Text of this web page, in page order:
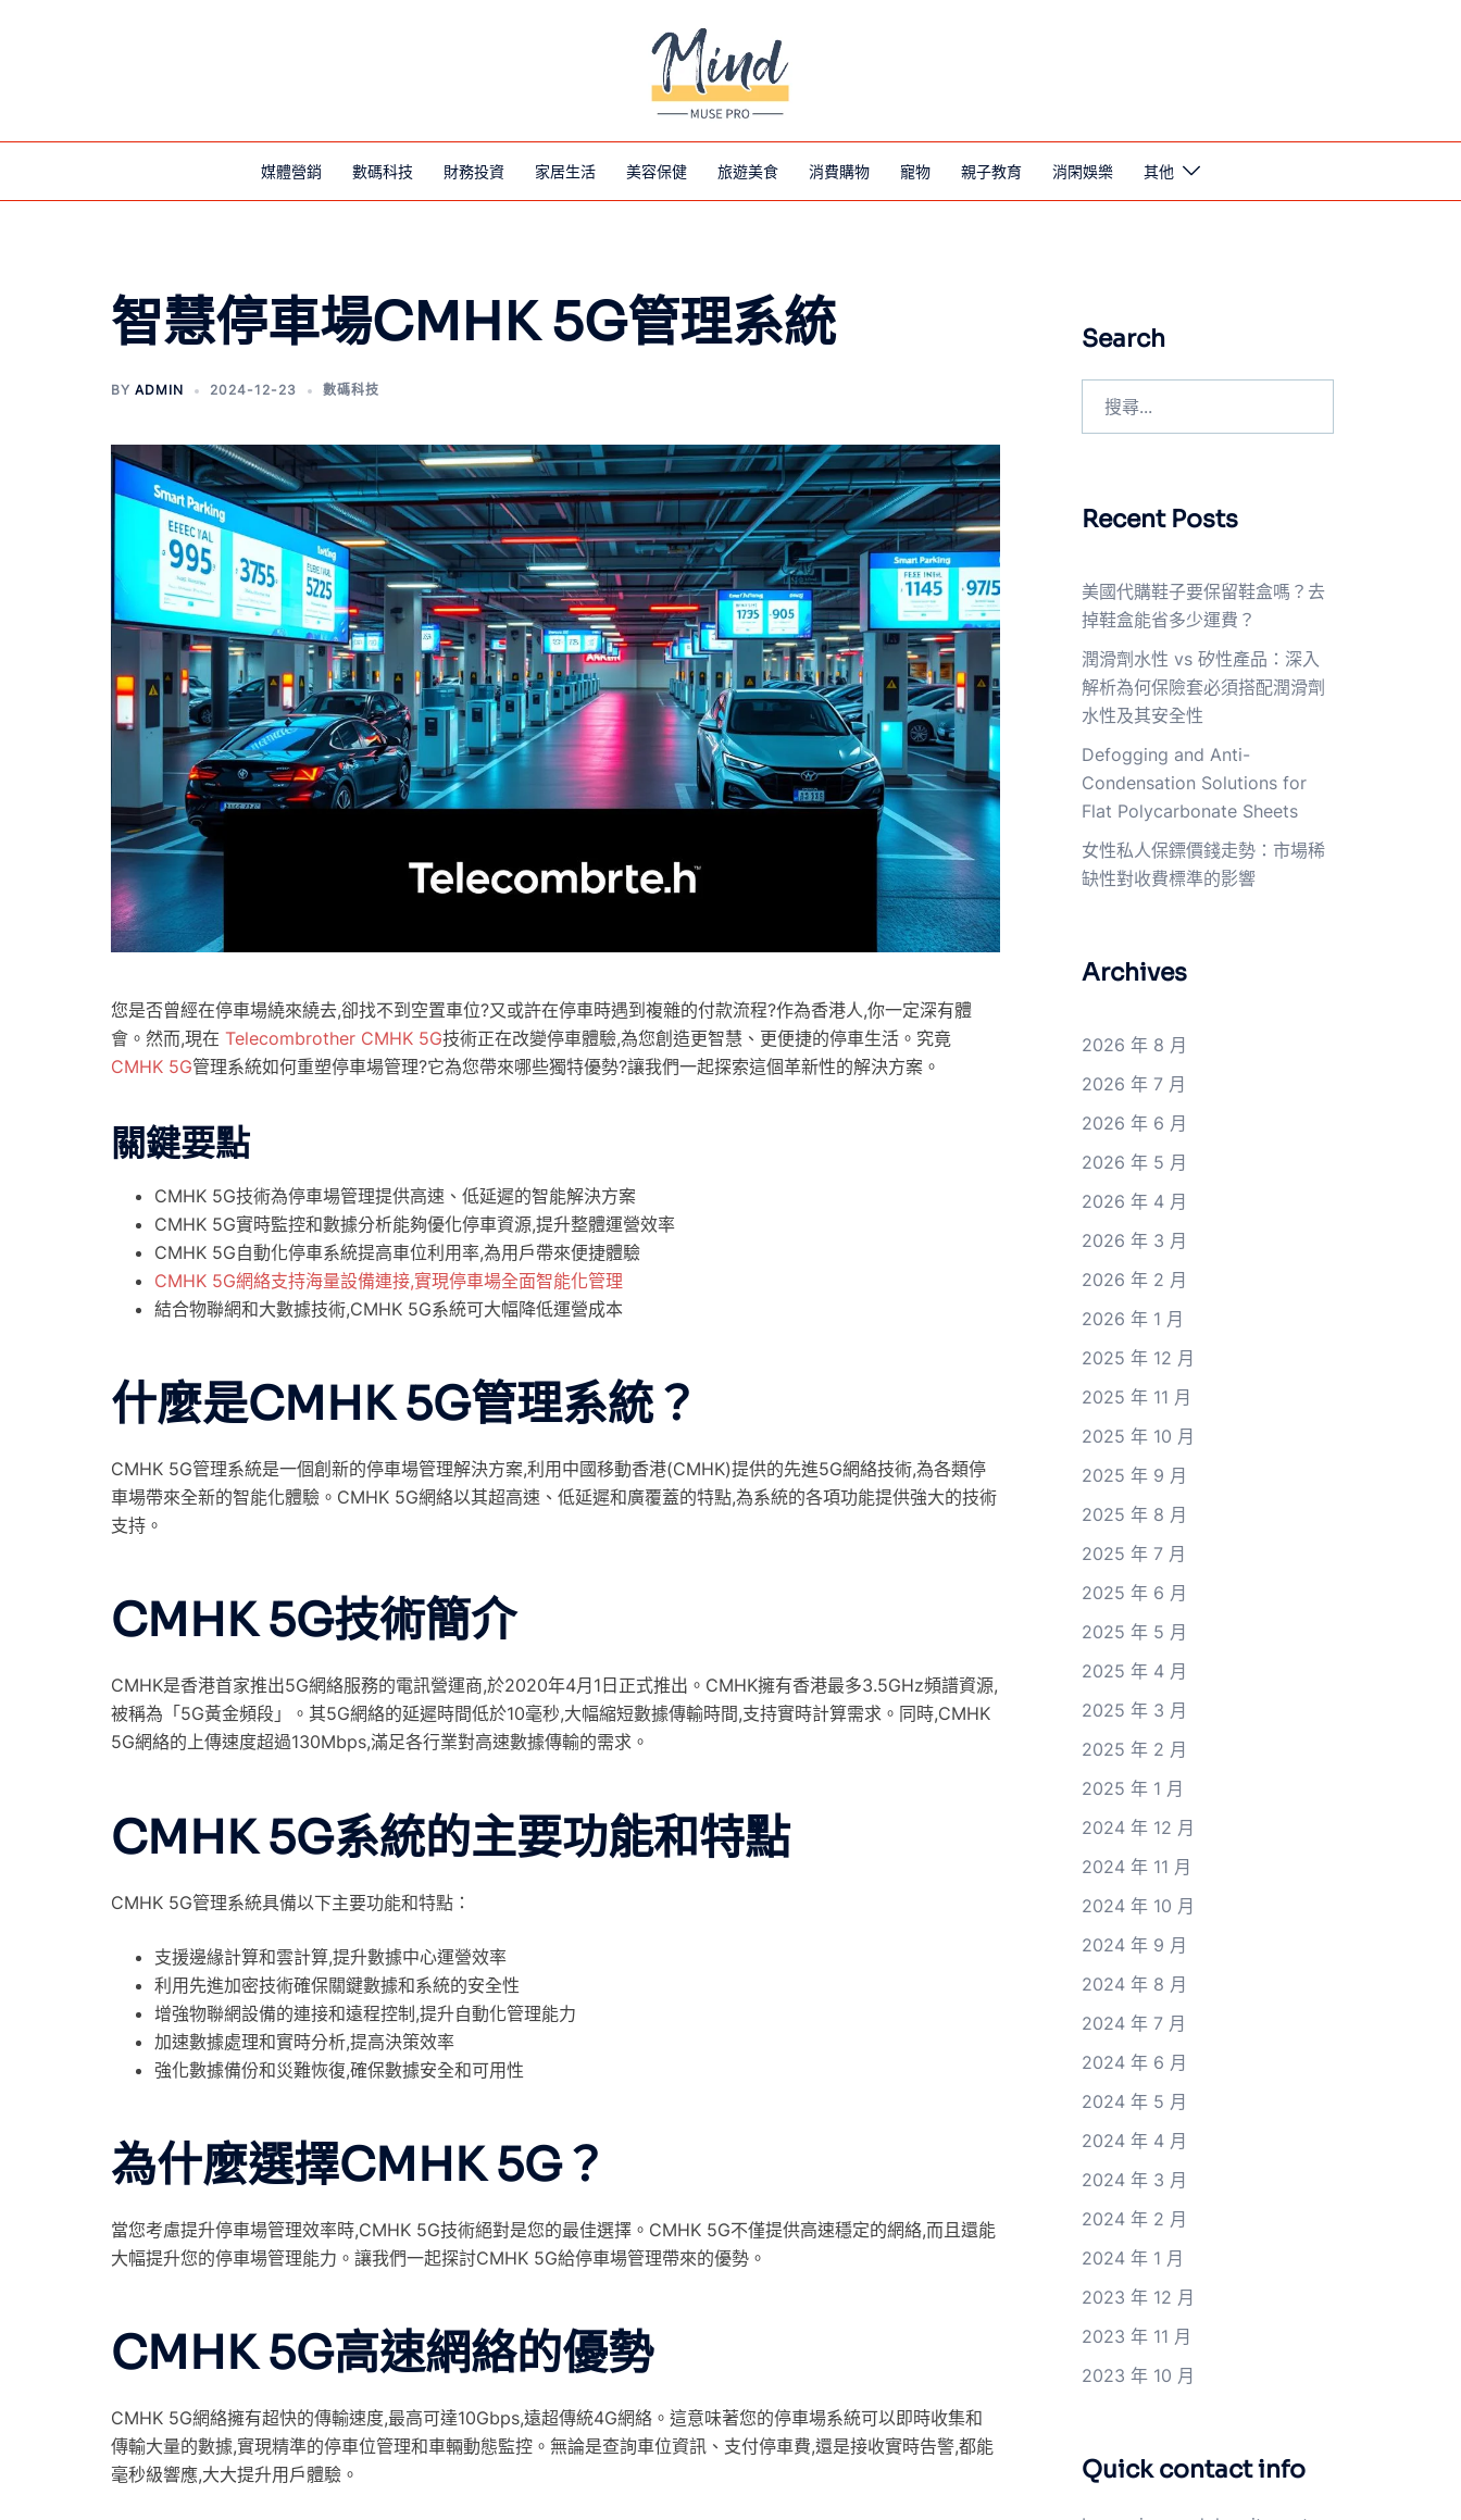
媒體營銷 數碼科技 財務投資 家居生活 美容保健 旅遊美食 消費購物 寵物 親子教育 消閑娛樂 其他
智慧停車場CMHK 5G管理系統
BY ADMIN 2024-12-23 數碼科技
您是否曾經在停車場繞來繞去,卻找不到空置車位?又或許在停車時遇到複雜的付款流程?作為香港人,你一定深有體
會。然而,現在 Telecombrother CMHK 5G技術正在改變停車體驗,為您創造更智慧、更便捷的停車生活。究竟
CMHK 5G管理系統如何重塑停車場管理?它為您帶來哪些獨特優勢?讓我們一起探索這個革新性的解決方案。
關鍵要點
CMHK 5G技術為停車場管理提供高速、低延遲的智能解決方案
CMHK 5G實時監控和數據分析能夠優化停車資源,提升整體運營效率
CMHK 5G自動化停車系統提高車位利用率,為用戶帶來便捷體驗
CMHK 5G網絡支持海量設備連接,實現停車場全面智能化管理
結合物聯網和大數據技術,CMHK 5G系統可大幅降低運營成本
什麼是CMHK 5G管理系統？
CMHK 5G管理系統是一個創新的停車場管理解決方案,利用中國移動香港(CMHK)提供的先進5G網絡技術,為各類停
車場帶來全新的智能化體驗。CMHK 5G網絡以其超高速、低延遲和廣覆蓋的特點,為系統的各項功能提供強大的技術
支持。
CMHK 5G技術簡介
CMHK是香港首家推出5G網絡服務的電訊營運商,於2020年4月1日正式推出。CMHK擁有香港最多3.5GHz頻譜資源,
被稱為「5G黃金頻段」。其5G網絡的延遲時間低於10毫秒,大幅縮短數據傳輸時間,支持實時計算需求。同時,CMHK
5G網絡的上傳速度超過130Mbps,滿足各行業對高速數據傳輸的需求。
CMHK 5G系統的主要功能和特點
CMHK 5G管理系統具備以下主要功能和特點：
支援邊緣計算和雲計算,提升數據中心運營效率
利用先進加密技術確保關鍵數據和系統的安全性
增強物聯網設備的連接和遠程控制,提升自動化管理能力
加速數據處理和實時分析,提高決策效率
強化數據備份和災難恢復,確保數據安全和可用性
為什麼選擇CMHK 5G？
當您考慮提升停車場管理效率時,CMHK 5G技術絕對是您的最佳選擇。CMHK 5G不僅提供高速穩定的網絡,而且還能
大幅提升您的停車場管理能力。讓我們一起探討CMHK 5G給停車場管理帶來的優勢。
CMHK 5G高速網絡的優勢
CMHK 5G網絡擁有超快的傳輸速度,最高可達10Gbps,遠超傳統4G網絡。這意味著您的停車場系統可以即時收集和
傳輸大量的數據,實現精準的停車位管理和車輛動態監控。無論是查詢車位資訊、支付停車費,還是接收實時告警,都能
毫秒級響應,大大提升用戶體驗。
Search
Recent Posts
美國代購鞋子要保留鞋盒嗎？去
掉鞋盒能省多少運費？
潤滑劑水性 vs 矽性產品：深入
解析為何保險套必須搭配潤滑劑
水性及其安全性
Defogging and Anti-
Condensation Solutions for
Flat Polycarbonate Sheets
女性私人保鏢價錢走勢：市場稀
缺性對收費標準的影響
Archives
2026 年 8 月
2026 年 7 月
2026 年 6 月
2026 年 5 月
2026 年 4 月
2026 年 3 月
2026 年 2 月
2026 年 1 月
2025 年 12 月
2025 年 11 月
2025 年 10 月
2025 年 9 月
2025 年 8 月
2025 年 7 月
2025 年 6 月
2025 年 5 月
2025 年 4 月
2025 年 3 月
2025 年 2 月
2025 年 1 月
2024 年 12 月
2024 年 11 月
2024 年 10 月
2024 年 9 月
2024 年 8 月
2024 年 7 月
2024 年 6 月
2024 年 5 月
2024 年 4 月
2024 年 3 月
2024 年 2 月
2024 年 1 月
2023 年 12 月
2023 年 11 月
2023 年 10 月
Quick contact info